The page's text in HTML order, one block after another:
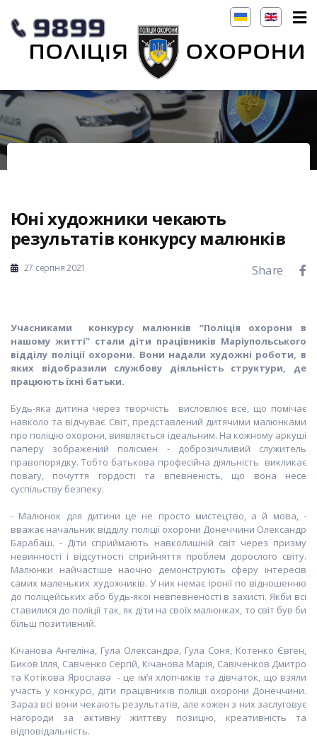
Юні художники чекають
результатів конкурсу малюнків
27 серпня 2021 Share
Учасниками конкурсу малюнків “Поліція охорони в
нашому житті” стали діти працівників Маріупольського
відділу поліції охорони. Вони надали художні роботи, в
яких відобразили службову діяльність структури, де
працюють їхні батьки.
Будь-яка дитина через творчість висловлює все, що помічає
навколо та відчуває. Світ, представлений дитячими малюнками
про поліцію охорони, виявляється ідеальним. На кожному аркуші
паперу зображений полісмен - доброзичливий служитель
правопорядку. Тобто батькова професійна діяльність викликає
повагу, почуття гордості та впевненість, що вона несе
суспільству безпеку.
- Малюнок для дитини це не просто мистецтво, а й мова, -
вважає начальник відділу поліції охорони Донеччини Олександр
Барабаш. - Діти сприймають навколишній світ через призму
невинності і відсутності сприйняття проблем дорослого світу.
Малюнки найчастіше наочно демонструють сферу інтересів
самих маленьких художників. У них немає іронії по відношенню
до поліцейських або будь-якої невпевненості в захисті. Якби всі
ставилися до поліції так, як діти на своїх малюнках, то світ був би
більш позитивний.
Кічанова Ангеліна, Гула Олександра, Гула Соня, Котенко Євген,
Биков Ілля, Савченко Сергій, Кічанова Марія, Савіченков Дмитро
та Котікова Ярослава - це ім’я хлопчиків та дівчаток, що взяли
участь у конкурсі, діти працівників поліції охорони Донеччини.
Зараз всі вони чекають результатів, але кожен з них заслуговує
нагороди за активну життєву позицію, креативність та
відповідальність.